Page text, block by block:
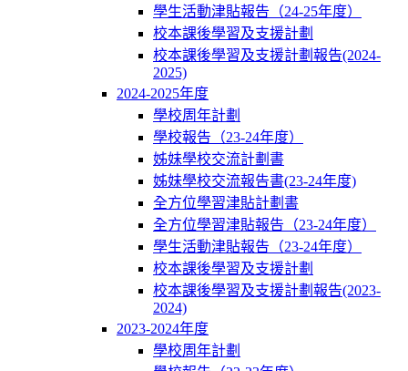
學生活動津貼報告（24-25年度）
校本課後學習及支援計劃
校本課後學習及支援計劃報告(2024-
2025)
2024-2025年度
學校周年計劃
學校報告（23-24年度）
姊妹學校交流計劃書
姊妹學校交流報告書(23-24年度)
全方位學習津貼計劃書
全方位學習津貼報告（23-24年度）
學生活動津貼報告（23-24年度）
校本課後學習及支援計劃
校本課後學習及支援計劃報告(2023-
2024)
2023-2024年度
學校周年計劃